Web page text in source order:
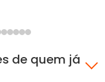
de quem já